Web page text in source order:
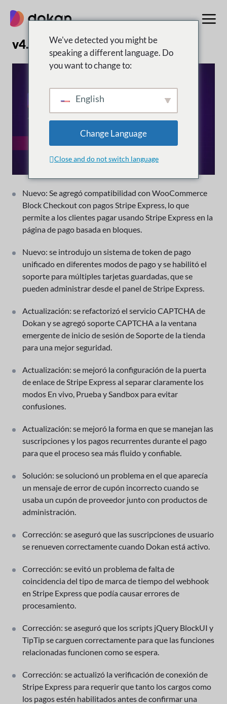
contenido
v4.3.0 | 25 de febrero de 2026
Nuevo: Se agregó compatibilidad con WooCommerce
Block Checkout con pagos Stripe Express, lo que
permite a los clientes pagar usando Stripe Express en la
página de pago basada en bloques.
Nuevo: se introdujo un sistema de token de pago
unificado en diferentes modos de pago y se habilitó el
soporte para múltiples tarjetas guardadas, que se
pueden administrar desde el panel de Stripe Express.
Actualización: se refactorizó el servicio CAPTCHA de
Dokan y se agregó soporte CAPTCHA a la ventana
emergente de inicio de sesión de Soporte de la tienda
para una mejor seguridad.
Actualización: se mejoró la configuración de la puerta
de enlace de Stripe Express al separar claramente los
modos En vivo, Prueba y Sandbox para evitar
confusiones.
Actualización: se mejoró la forma en que se manejan las
suscripciones y los pagos recurrentes durante el pago
para que el proceso sea más fluido y confiable.
Solución: se solucionó un problema en el que aparecía
un mensaje de error de cupón incorrecto cuando se
usaba un cupón de proveedor junto con productos de
administración.
Corrección: se aseguró que las suscripciones de usuario
se renueven correctamente cuando Dokan está activo.
Corrección: se evitó un problema de falta de
coincidencia del tipo de marca de tiempo del webhook
en Stripe Express que podía causar errores de
procesamiento.
Corrección: se aseguró que los scripts jQuery BlockUI y
TipTip se carguen correctamente para que las funciones
relacionadas funcionen como se espera.
Corrección: se actualizó la verificación de conexión de
Stripe Express para requerir que tanto los cargos como
los pagos estén habilitados antes de confirmar una
We've detected you might be
speaking a different language. Do
you want to change to:
English
Change Language
Close and do not switch language